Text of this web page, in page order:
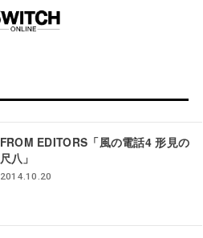
FROM EDITORS「風の電話4 形見の
尺八」
2014.10.20